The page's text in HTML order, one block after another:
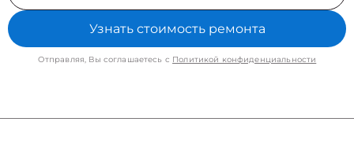
Узнать стоимость ремонта
Отправляя, Вы соглашаетесь с Политикой конфиденциальности